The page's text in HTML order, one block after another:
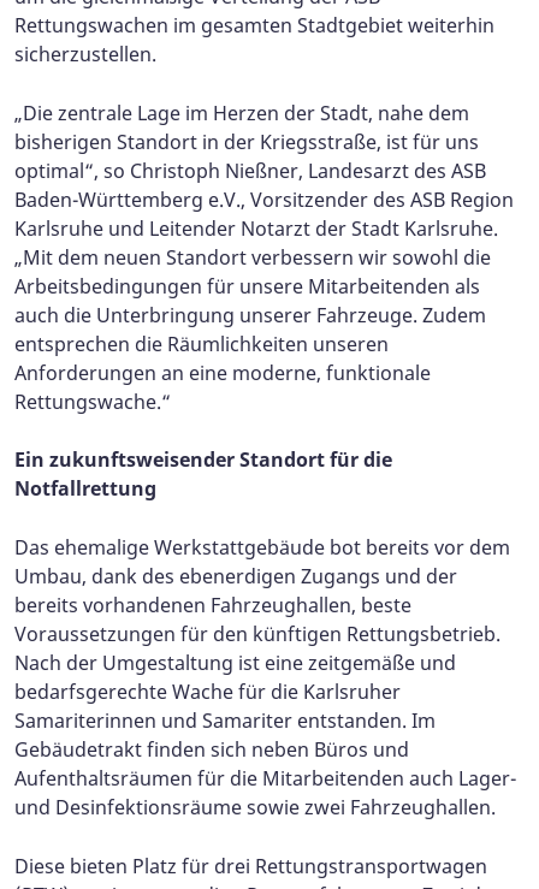
Rettungswachen im gesamten Stadtgebiet weiterhin
sicherzustellen.
„Die zentrale Lage im Herzen der Stadt, nahe dem
bisherigen Standort in der Kriegsstraße, ist für uns
optimal“, so Christoph Nießner, Landesarzt des ASB
Baden-Württemberg e.V., Vorsitzender des ASB Region
Karlsruhe und Leitender Notarzt der Stadt Karlsruhe.
„Mit dem neuen Standort verbessern wir sowohl die
Arbeitsbedingungen für unsere Mitarbeitenden als
auch die Unterbringung unserer Fahrzeuge. Zudem
entsprechen die Räumlichkeiten unseren
Anforderungen an eine moderne, funktionale
Rettungswache.“
Ein zukunftsweisender Standort für die
Notfallrettung
Das ehemalige Werkstattgebäude bot bereits vor dem
Umbau, dank des ebenerdigen Zugangs und der
bereits vorhandenen Fahrzeughallen, beste
Voraussetzungen für den künftigen Rettungsbetrieb.
Nach der Umgestaltung ist eine zeitgemäße und
bedarfsgerechte Wache für die Karlsruher
Samariterinnen und Samariter entstanden. Im
Gebäudetrakt finden sich neben Büros und
Aufenthaltsräumen für die Mitarbeitenden auch Lager-
und Desinfektionsräume sowie zwei Fahrzeughallen.
Diese bieten Platz für drei Rettungstransportwagen